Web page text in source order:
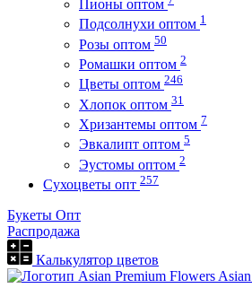
Пионы оптом
Подсолнухи оптом 1
Розы оптом 50
Ромашки оптом 2
Цветы оптом 246
Хлопок оптом 31
Хризантемы оптом 7
Эвкалипт оптом 5
Эустомы оптом 2
Сухоцветы опт 257
Букеты Опт
Распродажа
Калькулятор цветов